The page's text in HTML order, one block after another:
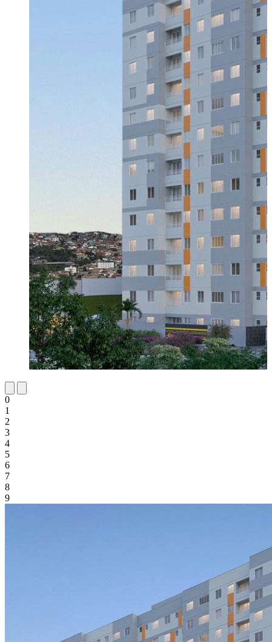
0
1
2
3
4
5
6
7
8
9